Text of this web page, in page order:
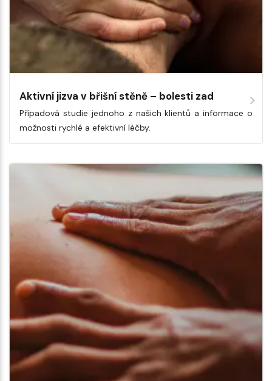
Aktivní jizva v břišní stěně – bolesti zad
Případová studie jednoho z našich klientů a informace o
možnosti rychlé a efektivní léčby.